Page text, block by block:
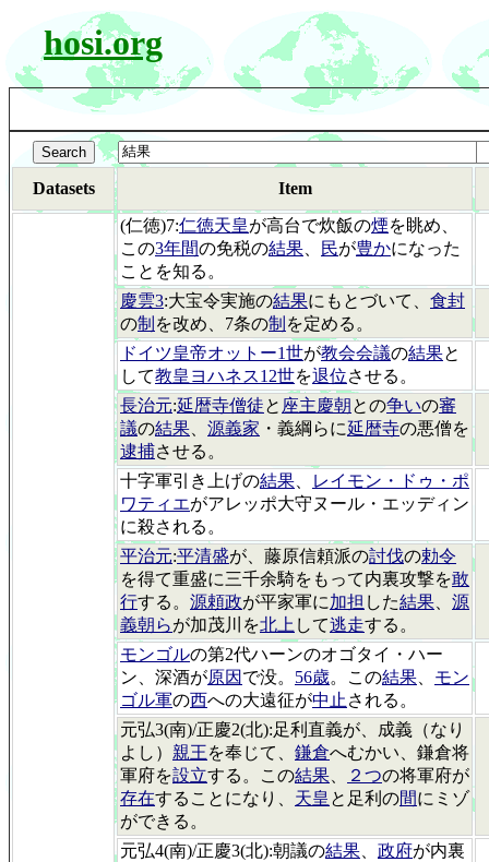
hosi.org
Datasets Item
(仁徳)7:仁徳天皇が高台で炊飯の煙を眺め、
この3年間の免税の結果 民が豊かになった
ことを知る。
慶雲3:大宝令実施の結果にもとづいて、 食封
の制 を改め、7条の制 を定める。
ドイツ皇帝オットー1世が教会会議の結果と
して教皇ヨハネス12世を退位させる。
長治元:延暦寺僧徒と 座主慶朝との争いの審
議の結果 源義家 ・義綱らに延暦寺の悪僧を
逮捕させる。
十字軍引き上げの結果
レイモン・ドゥ・ポ
ワティエがアレッポ大守ヌール・エッディン
に殺される。
平治元:平清盛が、藤原信頼派の討伐の勅令
を得て重盛に三千余騎をもって内裏攻撃を敢
行する。 源頼政が平家軍に加担 した結果
源
義朝らが加茂川を北上 して逃走する。
モンゴルの第2代ハーンのオゴタイ・ハー
ン、深酒が原因 で没。 56歳。この結果
モン
ゴル軍の西への大遠征が中止 される。
元弘3(南)/正慶2(北):足利直義が、成義（なり
よし） 親王を奉じて、 鎌倉へむかい、鎌倉将
軍府を設立する。この結果 ２つの将軍府が
存在することになり、 天皇 と足利の間にミゾ
ができる。
元弘4(南)/正慶3(北):朝議の結果 政府が内裏